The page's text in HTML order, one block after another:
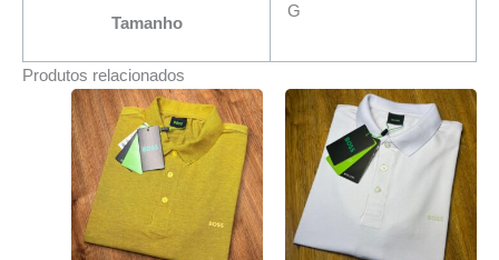
Tamanho
G
Produtos relacionados